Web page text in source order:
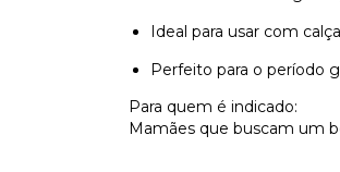
Ideal para usar com
Perfeito para o período
Para quem é indicado:
Mamães que buscam um